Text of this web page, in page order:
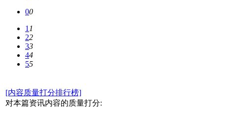
00
11
22
33
44
55
[内容质量打分排行榜]
对本篇资讯内容的质量打分: